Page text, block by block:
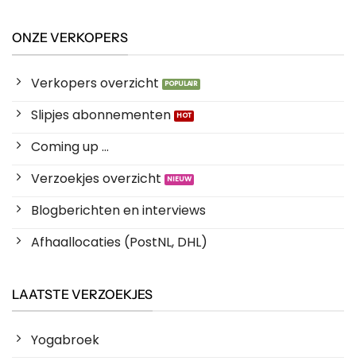
ONZE VERKOPERS
Verkopers overzicht
Slipjes abonnementen
Coming up ...
Verzoekjes overzicht
Blogberichten en interviews
Afhaallocaties (PostNL, DHL)
LAATSTE VERZOEKJES
Yogabroek